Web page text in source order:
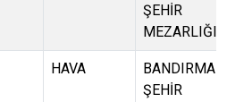
ŞEHİR
MEZARLIĞI
HAVA
BANDIRMA
ŞEHİR